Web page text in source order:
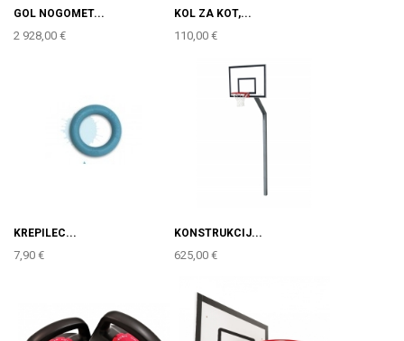
GOL NOGOMET...
2 928,00 €
KOL ZA KOT,...
110,00 €
KREPILEC...
7,90 €
KONSTRUKCIJ...
625,00 €